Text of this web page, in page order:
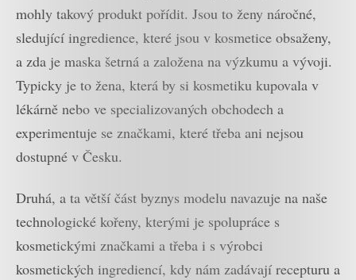
mohly takový produkt pořídit. Jsou to ženy náročné,
sledující ingredience, které jsou v kosmetice obsaženy,
a zda je maska šetrná a založena na výzkumu a vývoji.
Typicky je to žena, která by si kosmetiku kupovala v
lékárně nebo ve specializovaných obchodech a
experimentuje se značkami, které třeba ani nejsou
dostupné v Česku.
Druhá, a ta větší část byznys modelu navazuje na naše
technologické kořeny, kterými je spolupráce s
kosmetickými značkami a třeba i s výrobci
kosmetických ingrediencí, kdy nám zadávají recepturu a